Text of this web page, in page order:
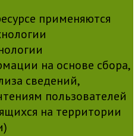
применяются
на основе сбора,
сведений,
пользователей
на территории